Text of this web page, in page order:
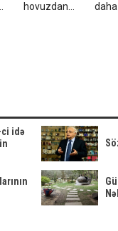
hovuzdan
ci idə